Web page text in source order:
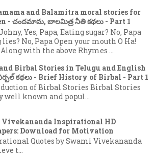
and Balamitra moral stories for
- చందమామ, బాలమిత్ర నీతి కథలు - Part 1
Yes, Papa, Eating sugar? No, Papa
No, Papa Open your mouth O Ha!
with the above Rhymes ...
Birbal Stories in Telugu and English
కథలు - Brief History of Birbal - Part 1
of Birbal Stories Birbal Stories
well known and popul...
Vivekananda Inspirational HD
Download for Motivation
Quotes by Swami Vivekananda
t...